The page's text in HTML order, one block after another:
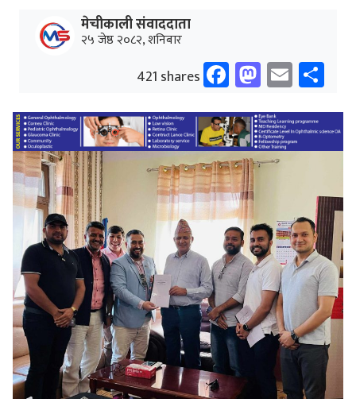
मेचीकाली संवाददाता
२५ जेष्ठ २०८२, शनिबार
421 shares Facebook
Email